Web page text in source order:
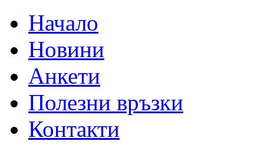
Начало
Новини
Анкети
Полезни връзки
Контакти